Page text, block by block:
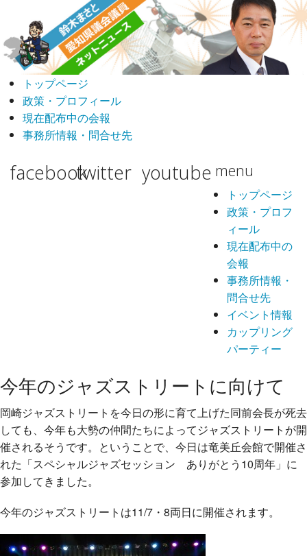
トップページ
政策・プロフィール
現在配布中の会報
事務所情報・問合せ先
facebooktwitter youtube menu
トップページ
政策・プロフ
ィール
現在配布中の
会報
事務所情報・
問合せ先
イベント情報
カップリング
パーティー
今年のジャズストリートに向けて
岡崎ジャズストリートを今日の形に育て上げた同前会長が死去
しても、今年も大勢の仲間たちによってジャズストリートが開
催されるそうです。ということで、今日は竜美丘会館で開催さ
れた「スペシャルジャズセッション ありがとう10周年」に
参加してきました。
今年のジャズストリートは11/7・8両日に開催されます。